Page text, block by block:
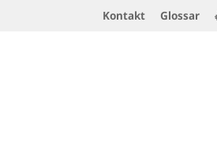
Kontakt Glossar